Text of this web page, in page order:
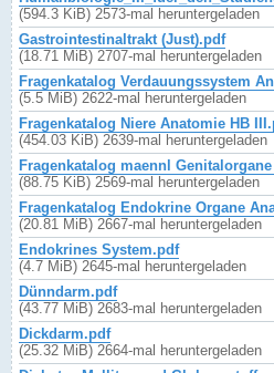
(594.3 KiB) 2573-mal heruntergeladen
Gastrointestinaltrakt (Just).pdf
(18.71 MiB) 2707-mal heruntergeladen
Fragenkatalog Verdauungssystem
(5.5 MiB) 2622-mal heruntergeladen
Fragenkatalog Niere Anatomie HB
(454.03 KiB) 2639-mal heruntergeladen
Fragenkatalog maennl
(88.75 KiB) 2569-mal heruntergeladen
Fragenkatalog Endokrine Organe
(20.81 MiB) 2667-mal heruntergeladen
Endokrines System.pdf
(4.7 MiB) 2645-mal heruntergeladen
Dünndarm.pdf
(43.77 MiB) 2683-mal heruntergeladen
Dickdarm.pdf
(25.32 MiB) 2664-mal heruntergeladen